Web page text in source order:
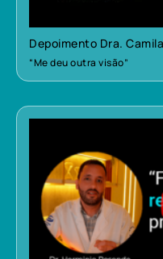
Depoimento Dra.
“Me deu outra visão”